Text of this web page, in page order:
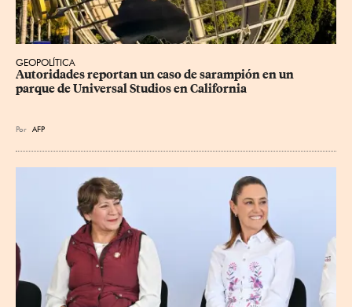
GEOPOLÍTICA
Autoridades reportan un caso de sarampión en un
parque de Universal Studios en California
Por AFP